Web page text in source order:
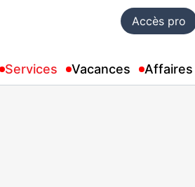
Accès pro
Services Vacances